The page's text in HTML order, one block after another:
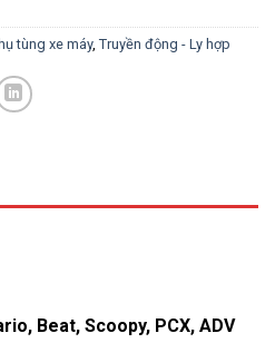
tùng xe máy, Truyền động - Ly hợp
Beat, Scoopy, PCX, ADV